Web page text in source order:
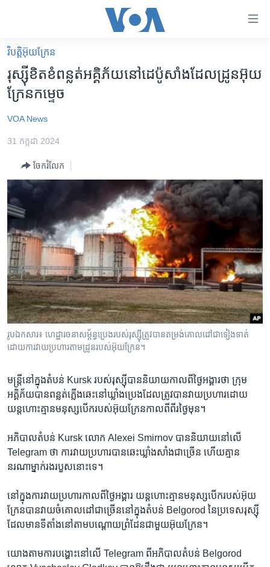
គេហទំព័រ​
ទាក់ទង
រំលង​
និង​
ទំព័រ​
ម្តង
រំលង​
និង​
ចូល​
ទៅ​
ទំព័រ​
រចនា
សម្ព័ន្ធ​
រំលង​
និង​
ទៅ​
ស្វែង​
កម្ពុជា
អន្តរជាតិ
ហេឡូវីអូអេ
កម្ពុជាច្នៃប្រតិដ្ឋ
ព្រឹត្តិការណ៍ព័ត៌មាន
ទូរទស្សន៍ / វីដេអូ​
វិទ្យុ / ផតខាសថ៍
កម្មវិធីទាំងអស់
Khmer English
បណ្តាញ​សង្គម
ភាសា
វិបត្តិអ៊ុយក្រែន
រុស្ស៊ី​ខិតខំ​ពន្លត់​អគ្គិភ័យ​នៅ​ដេប៉ូ​សាំង​ដែល​ដ្រូន​អ៊ុយ
ក្រែន​កម្ទេច
VOA News
31 កក្កដា 2024
ចែករំលែក
រូបឯកសារ៖ ហេដ្ឋារចនាសម្ព័ន្ធប្រេងរបស់រុស្ស៊ីត្រូវបានតម្រង់គោលដៅជាទៀងទាត់
ដោយការវាយប្រហារតាមដ្រូនរបស់អ៊ុយក្រែន។
មន្ត្រី​នៅក្នុង​តំបន់ Kursk ​របស់​រុស្ស៊ី​បាន​និយាយ​កាលពី​ថ្ងៃអង្គារ​ថា ​ក្រុម
អគ្គិភ័យ​បាន​ពន្លត់ភ្លើង​ឆេះ​នៅ​ឃ្លាំងប្រេង​ដែល​ត្រូវបាន​វាយប្រហារ​ដោយ​
យន្តហោះ​គ្មានមនុស្ស​បើក​របស់​អ៊ុយក្រែន​កាលពី​ពីរ​ថ្ងៃ​មុន។
អភិបាល​តំបន់​ Kursk ​លោក Alexei Smirnov ​បាន​និយាយ​នៅ​លើ ​
Telegram ​ថា​ ការវាយ​ប្រហារ​បាន​ឆេះ​ឃ្លាំង​សាំង​ជាច្រើន ​ហើយ​គ្មាន​
នរណា​ម្នាក់​រងរបួស​នោះ​ទេ។
នៅក្នុង​ការវាយ​ប្រហារ​កាលពី​ថ្ងៃអង្គារ ​យន្តហោះ​គ្មាន​មនុស្ស​បើក​របស់​អ៊ុយ
ក្រែន​បាន​វាយ​ចំ​គោលដៅ​ជាច្រើន​នៅក្នុង​តំបន់ Belgorod ​នៃ​ប្រទេស​រុស្ស៊ី​
ដែល​មាន​ទីតាំង​នៅ​តាម​បណ្តោយ​ព្រំដែន​ជាមួយ​អ៊ុយក្រែន។
យោង​តាម​ការបង្ហោះ​នៅលើ​ Telegram ​ពី​អភិបាល​តំបន់​ Belgorod ​